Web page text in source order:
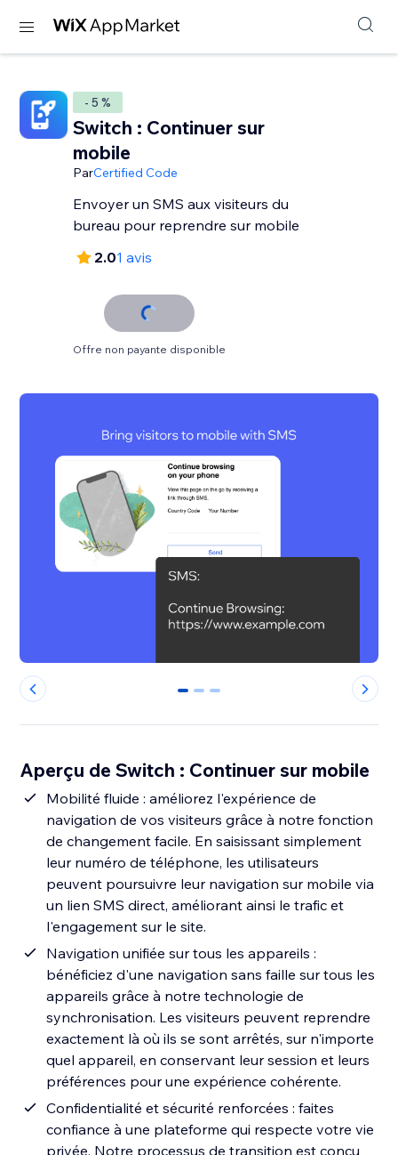
- 5 %
Switch : Continuer sur
mobile
ParCertified Code
Envoyer un SMS aux visiteurs du
bureau pour reprendre sur mobile
2.01 avis
Offre non payante disponible
0 1 2
Aperçu de Switch : Continuer sur mobile
Mobilité fluide : améliorez l'expérience de
navigation de vos visiteurs grâce à notre fonction
de changement facile. En saisissant simplement
leur numéro de téléphone, les utilisateurs
peuvent poursuivre leur navigation sur mobile via
un lien SMS direct, améliorant ainsi le trafic et
l'engagement sur le site.
Navigation unifiée sur tous les appareils :
bénéficiez d'une navigation sans faille sur tous les
appareils grâce à notre technologie de
synchronisation. Les visiteurs peuvent reprendre
exactement là où ils se sont arrêtés, sur n'importe
quel appareil, en conservant leur session et leurs
préférences pour une expérience cohérente.
Confidentialité et sécurité renforcées : faites
confiance à une plateforme qui respecte votre vie
privée. Notre processus de transition est conçu